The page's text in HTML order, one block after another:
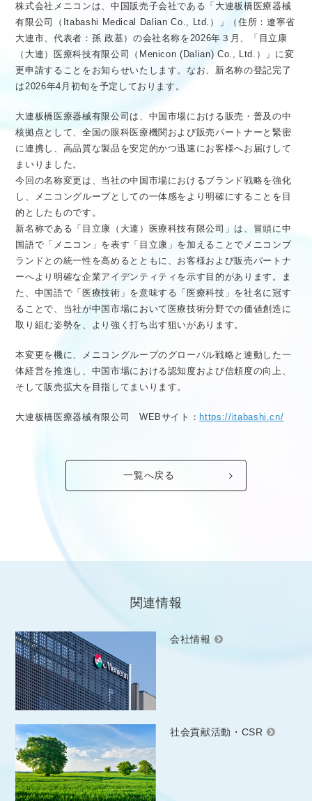
株式会社メニコンは、中国販売子会社である「大連板橋医療器械
有限公司（Itabashi Medical Dalian Co., Ltd.）」（住所：遼寧省
大連市、代表者：孫 政基）の会社名称を2026年３月、「目立康
（大連）医療科技有限公司（Menicon (Dalian) Co., Ltd.）」に変
更申請することをお知らせいたします。なお、新名称の登記完了
は2026年4月初旬を予定しております。
大連板橋医療器械有限公司は、中国市場における販売・普及の中
核拠点として、全国の眼科医療機関および販売パートナーと緊密
に連携し、高品質な製品を安定的かつ迅速にお客様へお届けして
まいりました。
今回の名称変更は、当社の中国市場におけるブランド戦略を強化
し、メニコングループとしての一体感をより明確にすることを目
的としたものです。
新名称である「目立康（大連）医療科技有限公司」は、冒頭に中
国語で「メニコン」を表す「目立康」を加えることでメニコンブ
ランドとの統一性を高めるとともに、お客様および販売パートナ
ーへより明確な企業アイデンティティを示す目的があります。ま
た、中国語で「医療技術」を意味する「医療科技」を社名に冠す
ることで、当社が中国市場において医療技術分野での価値創造に
取り組む姿勢を、より強く打ち出す狙いがあります。
本変更を機に、メニコングループのグローバル戦略と連動した一
体経営を推進し、中国市場における認知度および信頼度の向上、
そして販売拡大を目指してまいります。
大連板橋医療器械有限公司 WEBサイト： https://itabashi.cn/
一覧へ戻る
関連情報
会社情報
社会貢献活動・CSR